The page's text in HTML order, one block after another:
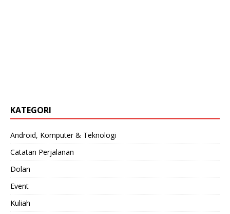
KATEGORI
Android, Komputer & Teknologi
Catatan Perjalanan
Dolan
Event
Kuliah